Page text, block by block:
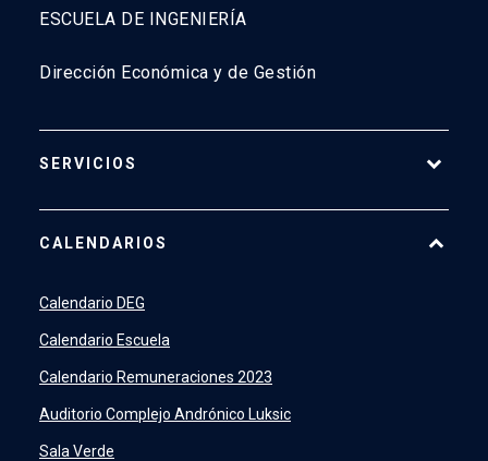
ESCUELA DE INGENIERÍA
Dirección Económica y de Gestión
SERVICIOS
SIDINGlaunch
Academic Intelligence
PeopleSoftlaunch
ERPlaunch
CALENDARIOS
Calendario DEG
Calendario Escuela
Calendario Remuneraciones 2023
Auditorio Complejo Andrónico Luksic
Sala Verde